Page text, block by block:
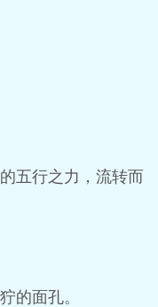
五行之力，流转而
的面孔。